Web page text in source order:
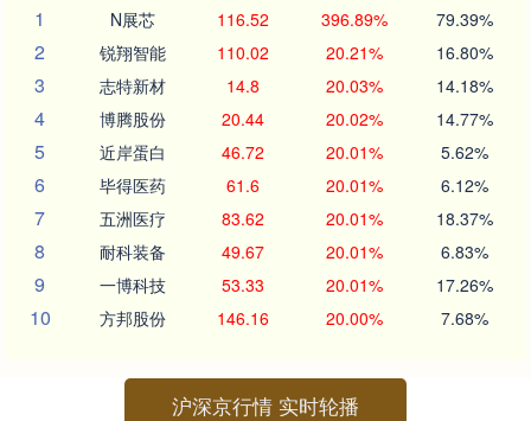
1
N展芯 116.52 396.89% 79.39%
2 锐翔智能 110.02 20.21% 16.80%
3 志特新材 14.8 20.03% 14.18%
4 博腾股份 20.44 20.02% 14.77%
5 近岸蛋白 46.72 20.01% 5.62%
6 毕得医药 61.6 20.01% 6.12%
7 五洲医疗 83.62 20.01% 18.37%
8 耐科装备 49.67 20.01% 6.83%
9 一博科技 53.33 20.01% 17.26%
10 方邦股份 146.16 20.00% 7.68%
沪深京行情 实时轮播